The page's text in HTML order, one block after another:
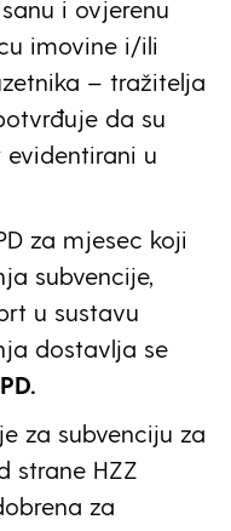
i ovjerenu
imovine i/ili
– tražitelja
da su
u
za mjesec koji
subvencije,
u sustavu
dostavlja se
za subvenciju za
strane HZZ
za